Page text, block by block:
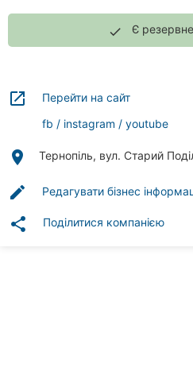
Всі
міста:
Тернопіль
Вінниця
Житомир
done Є
launch
Перейти на сайт
fb
instagram youtube
place Тернопіль, вул. Старий
edit Редагувати бізнес
share Поділитися компанією